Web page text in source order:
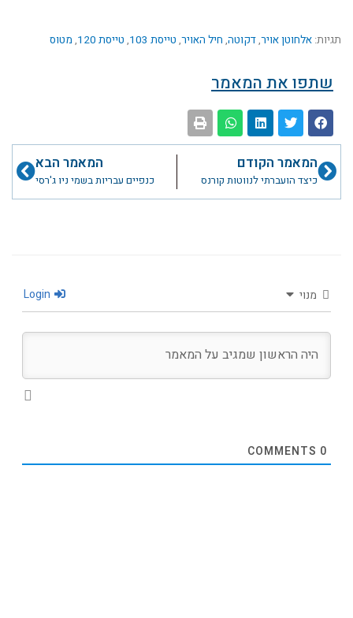
תגיות: אלחוטן אויר,דקוטה, חיל האויר, טייסת 103 , טייסת 120 , מטוס
שתפו את המאמר
קודםהמאמר הקודם
כיצד הועברתי לנווטות קורנס
המאמר הבא
כנפיים עבריות בשמי ניו ג'רסי
הבא
מנוי
0